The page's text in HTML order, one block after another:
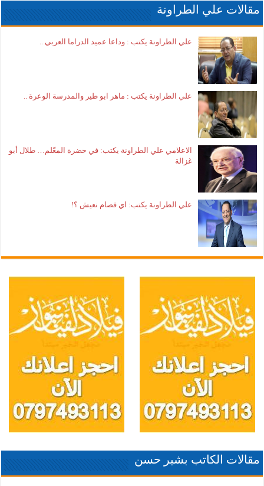
مقالات علي الطراونة
علي الطراونة يكتب : وداعا عميد الدراما العربي ..
علي الطراونة يكتب : ماهر ابو طير والمدرسة الوعرة ..
الاعلامي علي الطراونة يكتب: في حضرة المعّلم… طلال أبو
غزالة
علي الطراونة يكتب: اي فصام نعيش ؟!
مقالات الكاتب بشير حسن